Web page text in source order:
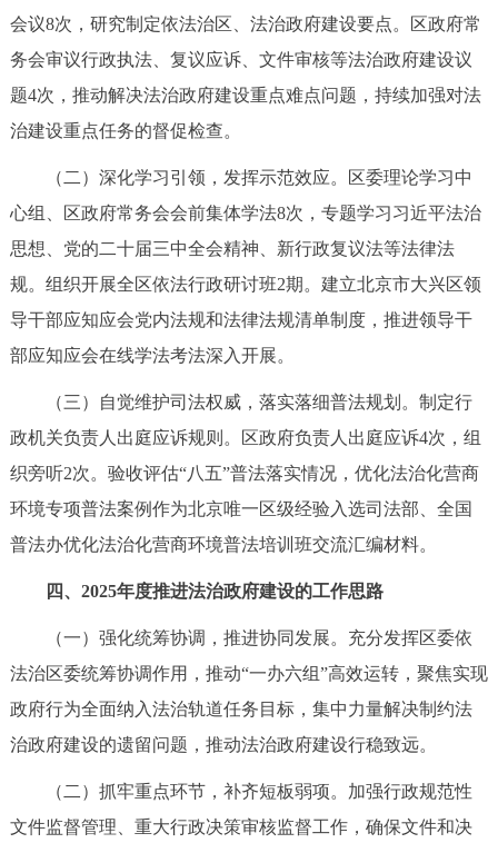
会议8次，研究制定依法治区、法治政府建设要点。区政府常
务会审议行政执法、复议应诉、文件审核等法治政府建设议
题4次，推动解决法治政府建设重点难点问题，持续加强对法
治建设重点任务的督促检查。
（二）深化学习引领，发挥示范效应。区委理论学习中
心组、区政府常务会会前集体学法8次，专题学习习近平法治
思想、党的二十届三中全会精神、新行政复议法等法律法
规。组织开展全区依法行政研讨班2期。建立北京市大兴区领
导干部应知应会党内法规和法律法规清单制度，推进领导干
部应知应会在线学法考法深入开展。
（三）自觉维护司法权威，落实落细普法规划。制定行
政机关负责人出庭应诉规则。区政府负责人出庭应诉4次，组
织旁听2次。验收评估“八五”普法落实情况，优化法治化营商
环境专项普法案例作为北京唯一区级经验入选司法部、全国
普法办优化法治化营商环境普法培训班交流汇编材料。
四、2025年度推进法治政府建设的工作思路
（一）强化统筹协调，推进协同发展。充分发挥区委依
法治区委统筹协调作用，推动“一办六组”高效运转，聚焦实现
政府行为全面纳入法治轨道任务目标，集中力量解决制约法
治政府建设的遗留问题，推动法治政府建设行稳致远。
（二）抓牢重点环节，补齐短板弱项。加强行政规范性
文件监督管理、重大行政决策审核监督工作，确保文件和决